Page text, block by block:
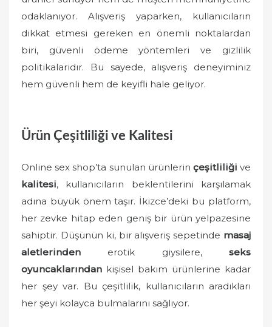
odaklanıyor. Alışveriş yaparken, kullanıcıların
dikkat etmesi gereken en önemli noktalardan
biri, güvenli ödeme yöntemleri ve gizlilik
politikalarıdır. Bu sayede, alışveriş deneyiminiz
hem güvenli hem de keyifli hale geliyor.
Ürün Çeşitliliği ve Kalitesi
Online sex shop’ta sunulan ürünlerin çeşitliliği ve
kalitesi, kullanıcıların beklentilerini karşılamak
adına büyük önem taşır. İkizce’deki bu platform,
her zevke hitap eden geniş bir ürün yelpazesine
sahiptir. Düşünün ki, bir alışveriş sepetinde masaj
aletlerinden erotik giysilere, seks
oyuncaklarından kişisel bakım ürünlerine kadar
her şey var. Bu çeşitlilik, kullanıcıların aradıkları
her şeyi kolayca bulmalarını sağlıyor.